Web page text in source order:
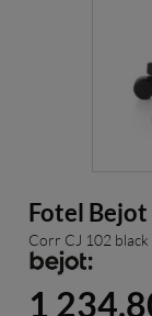
Fotel Bejot
Corr CJ 102 black
1